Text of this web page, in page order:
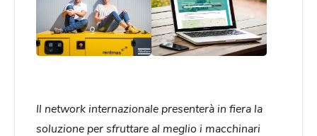
Il network internazionale presenterà in fiera la
soluzione per sfruttare al meglio i macchinari